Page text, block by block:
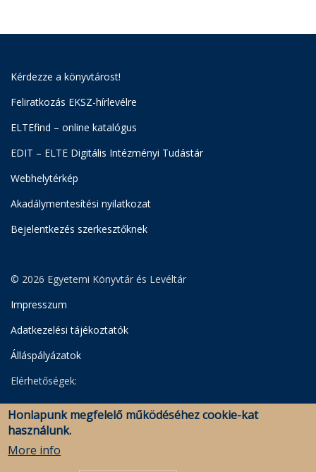
Kérdezze a könyvtárost!
Feliratkozás EKSZ-hírlevélre
ELTEfind – online katalógus
EDIT – ELTE Digitális Intézményi Tudástár
Webhelytérkép
Akadálymentesítési nyilatkozat
Bejelentkezés szerkesztőknek
© 2026 Egyetemi Könyvtár és Levéltár
Impresszum
Adatkezelési tájékoztatók
Álláspályázatok
Elérhetőségek:
Egyetemi Könyvtár
Levéltár
Honlapunk megfelelő működéséhez cookie-kat
használunk.
More info